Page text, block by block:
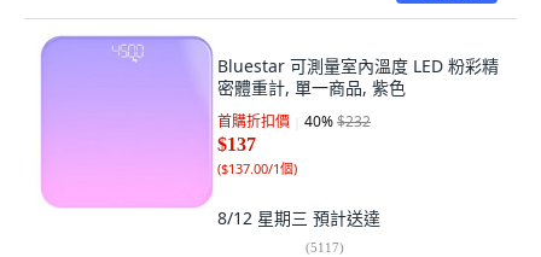
Bluestar 可測量室內溫度 LED 粉彩精
密體重計, 單一商品, 紫色
首購折扣價 40%$232
$137
($137.00/1個)
8/12 星期三 預計送達
(5117)